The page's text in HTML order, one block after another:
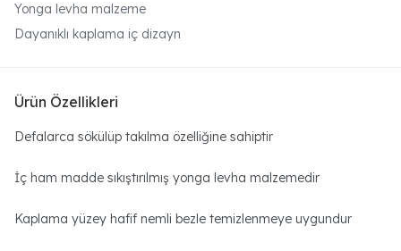
Yonga levha malzeme
Dayanıklı kaplama iç dizayn
Ürün Özellikleri
Defalarca sökülüp takılma özelliğine sahiptir
İç ham madde sıkıştırılmış yonga levha malzemedir
Kaplama yüzey hafif nemli bezle temizlenmeye uygundur